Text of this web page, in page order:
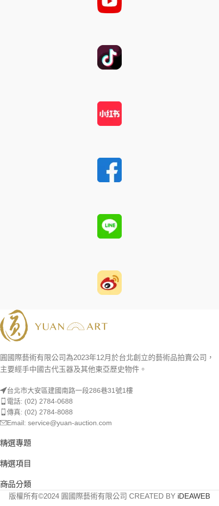
圓國際藝術有限公司為2023年12月於台北創立的藝術品拍賣公司，
主要經手中國古代玉器及其他東亞歷史物件。
台北市大安區建國南路一段286巷31號1樓
電話: (02) 2784-0688
傳真: (02) 2784-8088
Email: service@yuan-auction.com
精選專題
精選項目
商品分類
版權所有©2024 圓國際藝術有限公司 CREATED BY iDEAWEB